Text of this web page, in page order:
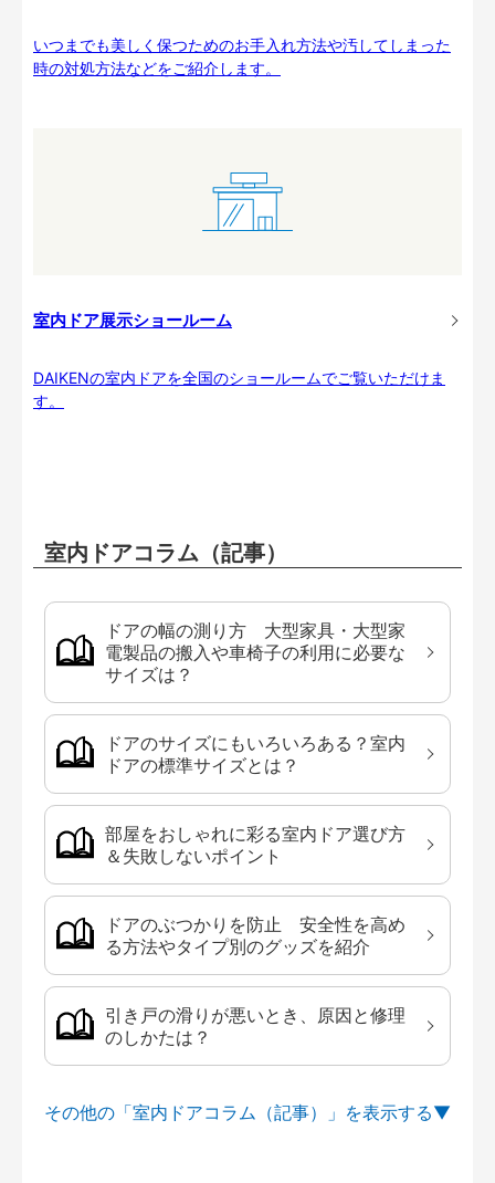
いつまでも美しく保つためのお手入れ方法や汚してしまった
時の対処方法などをご紹介します。
室内ドア展示ショールーム
DAIKENの室内ドアを全国のショールームでご覧いただけま
す。
室内ドアコラム（記事）
ドアの幅の測り方 大型家具・大型家
電製品の搬入や車椅子の利用に必要な
サイズは？
ドアのサイズにもいろいろある？室内
ドアの標準サイズとは？
部屋をおしゃれに彩る室内ドア選び方
＆失敗しないポイント
ドアのぶつかりを防止 安全性を高め
る方法やタイプ別のグッズを紹介
引き戸の滑りが悪いとき、原因と修理
のしかたは？
その他の「室内ドアコラム（記事）」を